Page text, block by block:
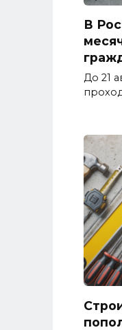
В
До 21